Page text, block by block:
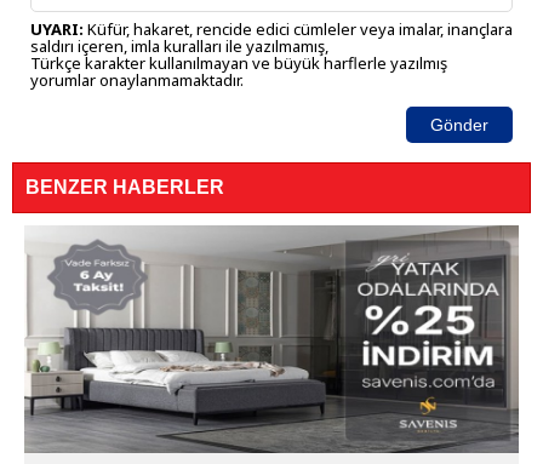
UYARI: Küfür, hakaret, rencide edici cümleler veya imalar, inançlara
saldırı içeren, imla kuralları ile yazılmamış,
Türkçe karakter kullanılmayan ve büyük harflerle yazılmış
yorumlar onaylanmamaktadır.
Gönder
BENZER HABERLER